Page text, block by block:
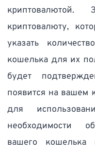
криптовалюту,
указать
кошелька для их
будет
появится на вашем
для
необходимости
вашего кошелька